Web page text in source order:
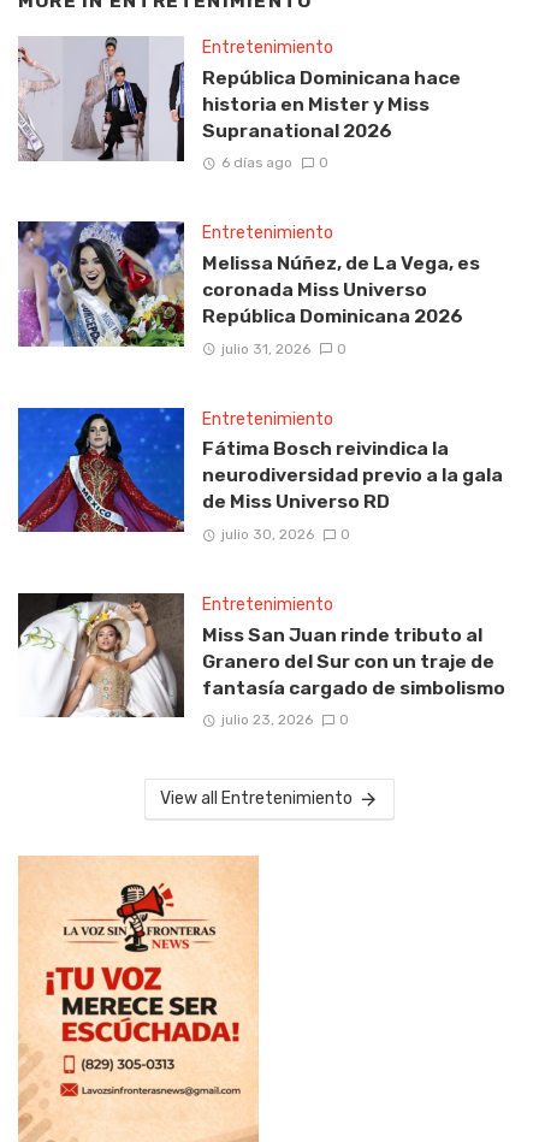
Entretenimiento
República Dominicana hace
historia en Mister y Miss
Supranational 2026
6 días ago 0
Entretenimiento
Melissa Núñez, de La Vega, es
coronada Miss Universo
República Dominicana 2026
julio 31, 2026 0
Entretenimiento
Fátima Bosch reivindica la
neurodiversidad previo a la gala
de Miss Universo RD
julio 30, 2026 0
Entretenimiento
Miss San Juan rinde tributo al
Granero del Sur con un traje de
fantasía cargado de simbolismo
julio 23, 2026 0
View all Entretenimiento